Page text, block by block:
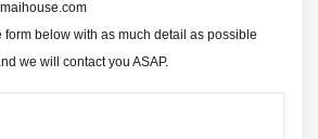
form below with as much detail as possible
we will contact you ASAP.